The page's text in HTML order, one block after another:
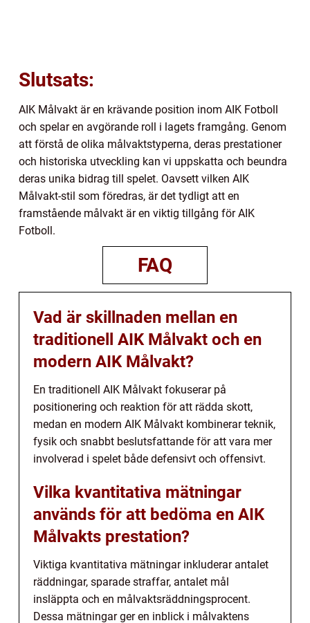
Slutsats:
AIK Målvakt är en krävande position inom AIK Fotboll
och spelar en avgörande roll i lagets framgång. Genom
att förstå de olika målvaktstyperna, deras prestationer
och historiska utveckling kan vi uppskatta och beundra
deras unika bidrag till spelet. Oavsett vilken AIK
Målvakt-stil som föredras, är det tydligt att en
framstående målvakt är en viktig tillgång för AIK
Fotboll.
FAQ
Vad är skillnaden mellan en
traditionell AIK Målvakt och en
modern AIK Målvakt?
En traditionell AIK Målvakt fokuserar på
positionering och reaktion för att rädda skott,
medan en modern AIK Målvakt kombinerar teknik,
fysik och snabbt beslutsfattande för att vara mer
involverad i spelet både defensivt och offensivt.
Vilka kvantitativa mätningar
används för att bedöma en AIK
Målvakts prestation?
Viktiga kvantitativa mätningar inkluderar antalet
räddningar, sparade straffar, antalet mål
insläppta och en målvaktsräddningsprocent.
Dessa mätningar ger en inblick i målvaktens